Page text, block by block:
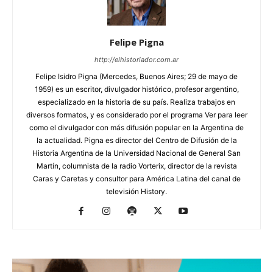
Felipe Pigna
http://elhistoriador.com.ar
Felipe Isidro Pigna (Mercedes, Buenos Aires; 29 de mayo de
1959) es un escritor, divulgador histórico, profesor argentino,
especializado en la historia de su país. Realiza trabajos en
diversos formatos, y es considerado por el programa Ver para leer
como el divulgador con más difusión popular en la Argentina de
la actualidad. Pigna es director del Centro de Difusión de la
Historia Argentina de la Universidad Nacional de General San
Martín, columnista de la radio Vorterix, director de la revista
Caras y Caretas y consultor para América Latina del canal de
televisión History.